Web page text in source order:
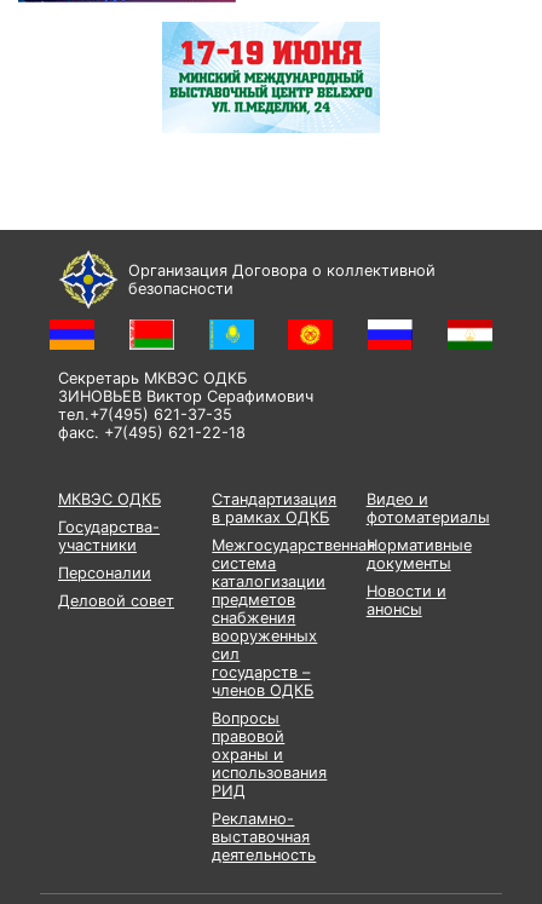
Организация Договора о коллективной
безопасности
Секретарь МКВЭС ОДКБ
ЗИНОВЬЕВ Виктор Серафимович
тел.+7(495) 621-37-35
факс. +7(495) 621-22-18
МКВЭС ОДКБ
Государства-
участники
Персоналии
Деловой совет
Стандартизация
в рамках ОДКБ
Межгосударственная
система
каталогизации
предметов
снабжения
вооруженных
сил
государств –
членов ОДКБ
Вопросы
правовой
охраны и
использования
РИД
Рекламно-
выставочная
деятельность
Видео и
фотоматериалы
Нормативные
документы
Новости и
анонсы